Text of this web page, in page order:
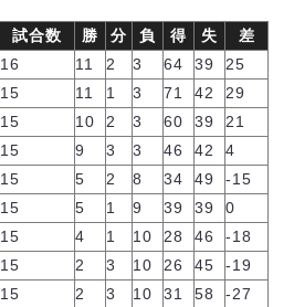
試合数 勝 分 負 得 失
差
16 11 2 3 64 39
25
15 11 1 3 71 42
29
15 10 2 3 60 39
21
15 9 3 3 46 42
4
15 5 2 8 34 49
-15
15 5 1 9 39 39
0
15 4 1 10 28 46
-18
15 2 3 10 26 45
-19
15 2 3 10 31 58 -27